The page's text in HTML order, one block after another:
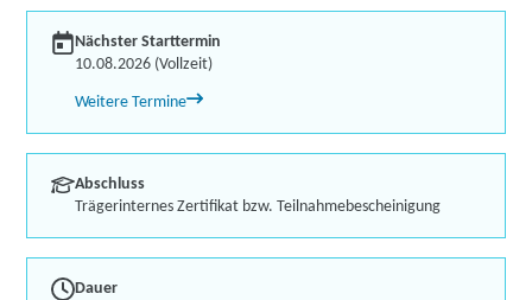
Nächster Starttermin
10.08.2026 (Vollzeit)
Weitere Termine
Abschluss
Trägerinternes Zertifikat bzw. Teilnahmebescheinigung
Dauer